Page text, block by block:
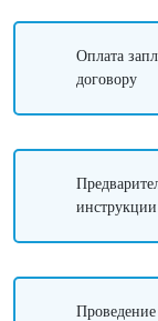
Оплата
договору